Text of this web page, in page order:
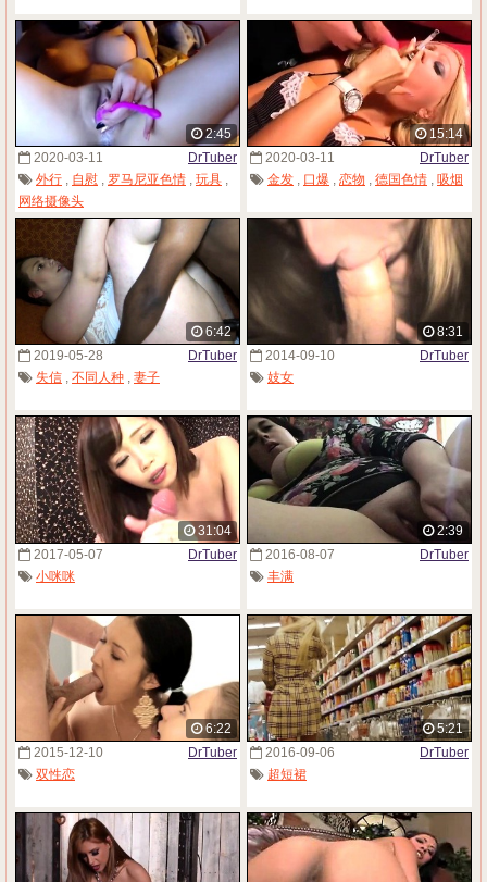
2:45
2020-03-11
DrTuber
外行 , 自慰 , 罗马尼亚色情 , 玩具 ,
网络摄像头
15:14
2020-03-11
DrTuber
金发 , 口爆 , 恋物 , 德国色情 , 吸烟
6:42
2019-05-28
DrTuber
失信 , 不同人种 , 妻子
8:31
2014-09-10
DrTuber
妓女
31:04
2017-05-07
DrTuber
小咪咪
2:39
2016-08-07
DrTuber
丰满
6:22
2015-12-10
DrTuber
双性恋
5:21
2016-09-06
DrTuber
超短裙